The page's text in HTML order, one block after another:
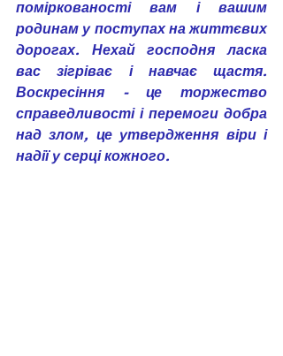
поміркованості вам і вашим
родинам у поступах на життєвих
дорогах. Нехай господня ласка
вас зігріває і навчає щастя.
Воскресіння - це торжество
справедливості і перемоги добра
над злом, це утвердження віри і
надії у серці кожного.